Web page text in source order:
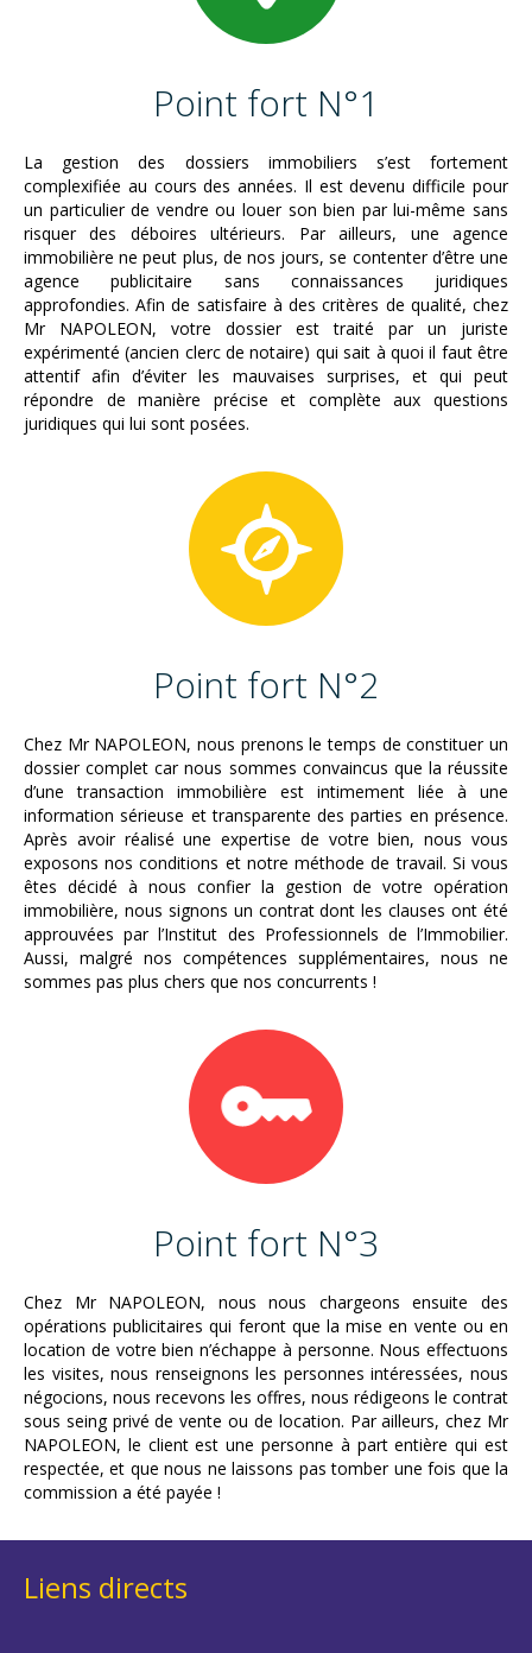
Point fort N°1
La gestion des dossiers immobiliers s’est fortement
complexifiée au cours des années. Il est devenu difficile pour
un particulier de vendre ou louer son bien par lui-même sans
risquer des déboires ultérieurs. Par ailleurs, une agence
immobilière ne peut plus, de nos jours, se contenter d’être une
agence publicitaire sans connaissances juridiques
approfondies. Afin de satisfaire à des critères de qualité, chez
Mr NAPOLEON, votre dossier est traité par un juriste
expérimenté (ancien clerc de notaire) qui sait à quoi il faut être
attentif afin d’éviter les mauvaises surprises, et qui peut
répondre de manière précise et complète aux questions
juridiques qui lui sont posées.
Point fort N°2
Chez Mr NAPOLEON, nous prenons le temps de constituer un
dossier complet car nous sommes convaincus que la réussite
d’une transaction immobilière est intimement liée à une
information sérieuse et transparente des parties en présence.
Après avoir réalisé une expertise de votre bien, nous vous
exposons nos conditions et notre méthode de travail. Si vous
êtes décidé à nous confier la gestion de votre opération
immobilière, nous signons un contrat dont les clauses ont été
approuvées par l’Institut des Professionnels de l’Immobilier.
Aussi, malgré nos compétences supplémentaires, nous ne
sommes pas plus chers que nos concurrents !
Point fort N°3
Chez Mr NAPOLEON, nous nous chargeons ensuite des
opérations publicitaires qui feront que la mise en vente ou en
location de votre bien n’échappe à personne. Nous effectuons
les visites, nous renseignons les personnes intéressées, nous
négocions, nous recevons les offres, nous rédigeons le contrat
sous seing privé de vente ou de location. Par ailleurs, chez Mr
NAPOLEON, le client est une personne à part entière qui est
respectée, et que nous ne laissons pas tomber une fois que la
commission a été payée !
Liens directs